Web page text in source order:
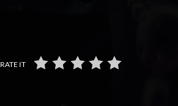
RATE IT